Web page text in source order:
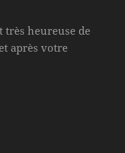
très heureuse de
après votre